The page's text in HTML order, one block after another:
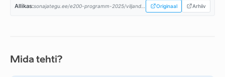
Allikas: Originaal Arhiiv
Mida tehti?